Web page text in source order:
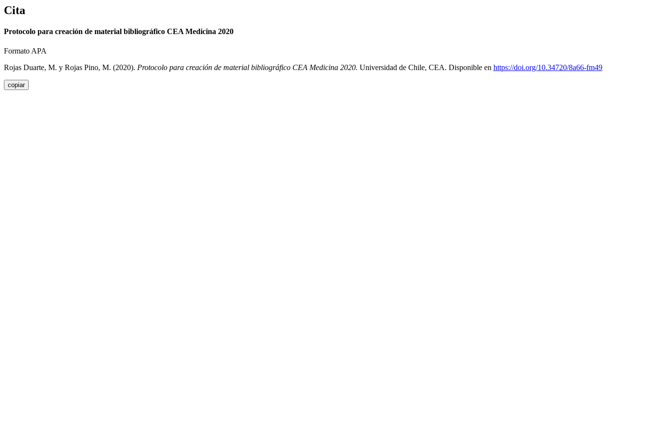
Cita
Protocolo para creación de material bibliográfico CEA Medicina 2020
Formato APA
Rojas Duarte, M. y Rojas Pino, M. (2020). Protocolo para creación de material bibliográfico CEA Medicina 2020. Universidad de Chile, CEA. Disponible en https://doi.org/10.34720/8a66-fm49
copiar